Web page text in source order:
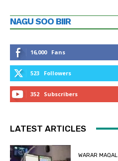
NAGU SOO BIIR
16,000 Fans
523 Followers
352 Subscribers
LATEST ARTICLES
WARAR MAQAL